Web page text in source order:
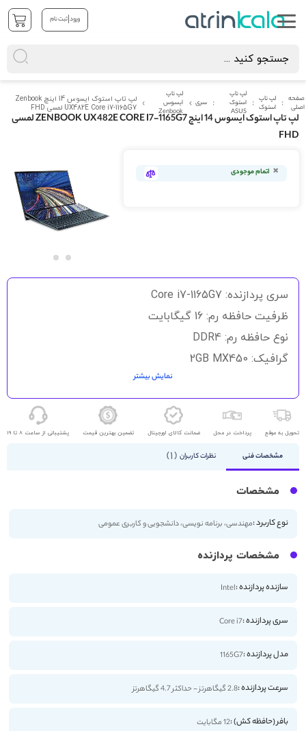
ورود|ثبت نام
صفحه
اصلی
لپ تاپ
استوک
لپ تاپ
استوک
ASUS
سری
لپ تاپ
ایسوس
Zenbook
لپ تاپ استوک ایسوس 14 اینچ Zenbook
UX482E Core i7-1165G7 لمسی FHD
لپ تاپ استوک ایسوس 14 اینچ ZENBOOK UX482E CORE I7-1165G7 لمسی
FHD
اتمام موجودی
سری پردازنده: Core i7-1165G7
ظرفیت حافظه رم: 16 گیگابایت
نوع حافظه رم: DDR4
گرافیک: 2GB MX450
اندازه صفحه نمایش: 14 اینچ
کیفیت صفحه نمایش: FHD
نمایش بیشتر
تحویل به موقع پرداخت در محل ضمانت کالای اورجینال تضمین بهترین قیمت پشتیبانی از ساعت 8 تا 19
مشخصات فنی نظرات کاربران 1
مشخصات
نوع کاربرد :مهندسی، برنامه نویسی، دانشجویی و کاربری عمومی
مشخصات پردازنده
سازنده پردازنده :Intel
سری پردازنده :Core i7
مدل پردازنده :1165G7
سرعت پردازنده :2.8 گیگاهرتز - حداکثر 4.7 گیگاهرتز
بافر (حافظه کش) :12 مگابایت